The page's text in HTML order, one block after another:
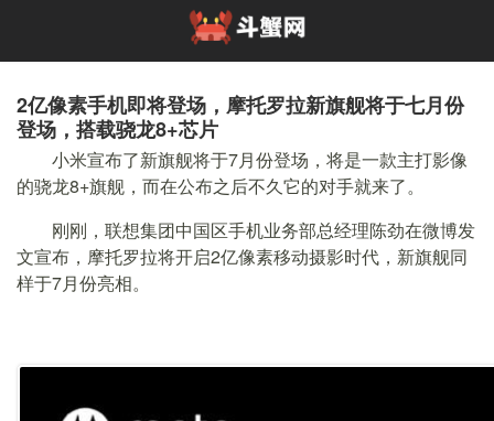
2亿像素手机即将登场，摩托罗拉新旗舰将于七月份
登场，搭载骁龙8+芯片
小米宣布了新旗舰将于7月份登场，将是一款主打影像
的骁龙8+旗舰，而在公布之后不久它的对手就来了。
刚刚，联想集团中国区手机业务部总经理陈劲在微博发
文宣布，摩托罗拉将开启2亿像素移动摄影时代，新旗舰同
样于7月份亮相。